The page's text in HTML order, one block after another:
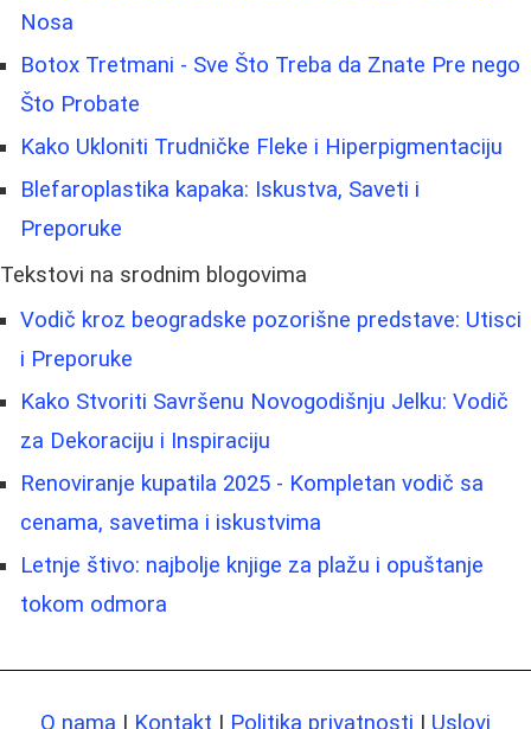
Nosa
Botox Tretmani - Sve Što Treba da Znate Pre nego
Što Probate
Kako Ukloniti Trudničke Fleke i Hiperpigmentaciju
Blefaroplastika kapaka: Iskustva, Saveti i
Preporuke
Tekstovi na srodnim blogovima
Vodič kroz beogradske pozorišne predstave: Utisci
i Preporuke
Kako Stvoriti Savršenu Novogodišnju Jelku: Vodič
za Dekoraciju i Inspiraciju
Renoviranje kupatila 2025 - Kompletan vodič sa
cenama, savetima i iskustvima
Letnje štivo: najbolje knjige za plažu i opuštanje
tokom odmora
O nama | Kontakt | Politika privatnosti | Uslovi